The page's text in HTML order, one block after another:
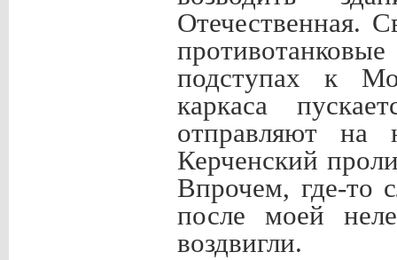
Отечественная.
подступах к
каркаса
отправляют на
Керченский
Впрочем, где-то
после моей
воздвигли.